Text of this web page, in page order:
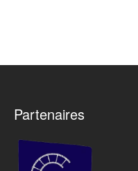
Partenaires